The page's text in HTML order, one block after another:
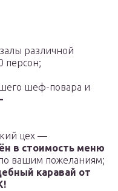
различной
персон;
шеф-повара и
цех —
в стоимость меню
вашим пожеланиям;
каравай от